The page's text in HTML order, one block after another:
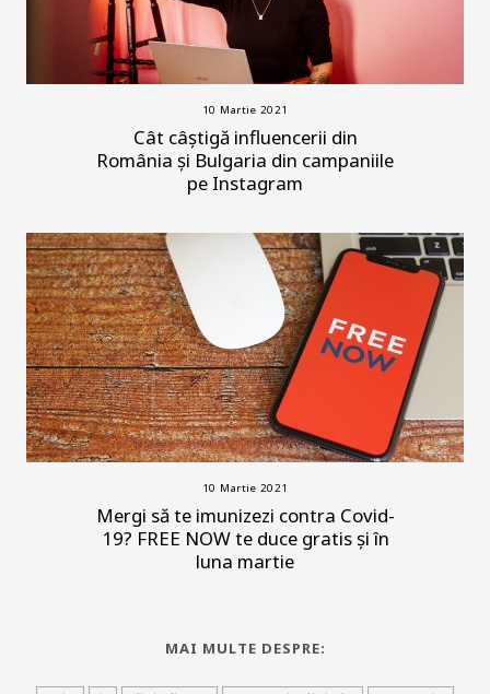
10 Martie 2021
Cât câștigă influencerii din
România și Bulgaria din campaniile
pe Instagram
10 Martie 2021
Mergi să te imunizezi contra Covid-
19? FREE NOW te duce gratis și în
luna martie
MAI MULTE DESPRE: